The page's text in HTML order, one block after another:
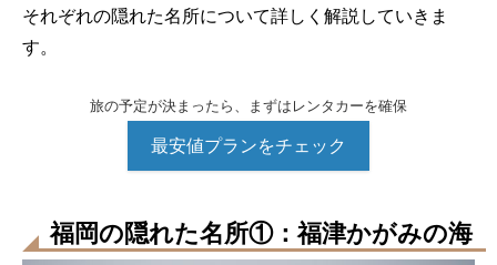
それぞれの隠れた名所について詳しく解説していきま
す。
旅の予定が決まったら、まずはレンタカーを確保
最安値プランをチェック
福岡の隠れた名所①：福津かがみの海